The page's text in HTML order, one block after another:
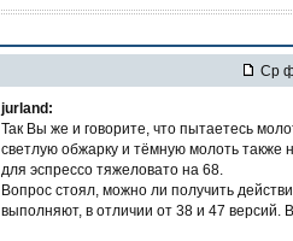
Ср
jurland:
Так Вы же и говорите, что пытаетесь
светлую обжарку и тёмную молоть также
для эспрессо тяжеловато на 68.
Вопрос стоял, можно ли получить
выполняют, в отличии от 38 и 47